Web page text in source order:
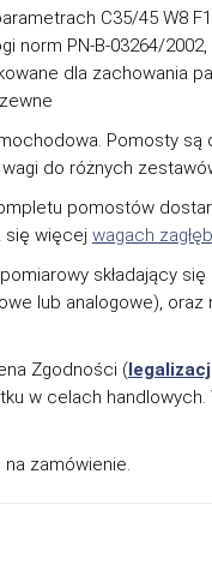
C35/45 W8
norm PN-B-03264/2002,
dla zachowania
Pomosty są
do różnych
pomostów
się więcej wagach
składający
lub analogowe), oraz
Zgodności (
w celach
na zamówienie.